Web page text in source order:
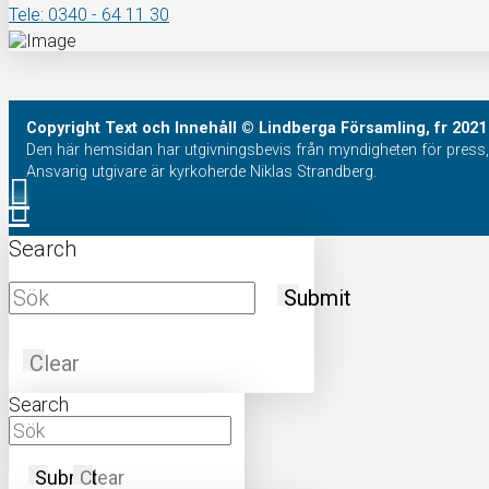
Tele: 0340 - 64 11 30
Copyright Text och Innehåll
© Lindberga Församling, fr 2021
Den här hemsidan har utgivningsbevis från myndigheten för
Ansvarig utgivare är kyrkoherde Niklas Strandberg.
Search
Submit
Clear
Search
SubmitClear